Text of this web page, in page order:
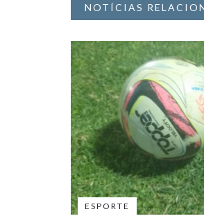
NOTÍCIAS
ESPORTE